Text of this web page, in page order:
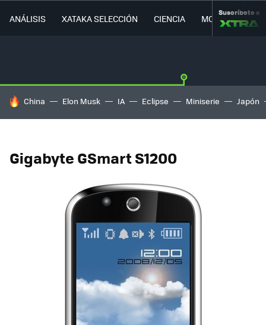
ANÁLISIS XATAKA SELECCIÓN CIENCIA MOVILIDAD
Suscríbete a
HOY SE HABLA DE
China Elon Musk IA Eclipse Miniserie Japón
Gigabyte GSmart S1200